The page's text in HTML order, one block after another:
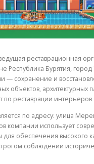
реставрационная
Республика Бурятия,
— сохранение и
объектов, архитектурных
по реставрации интерьеров
по адресу: улица
компании использует
обеспечения высокого
соблюдении